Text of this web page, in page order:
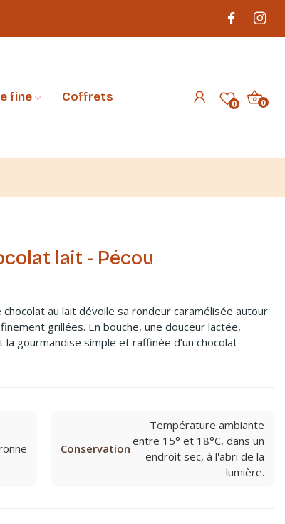
fine Coffrets 0 0
lait - Pécou
au lait dévoile sa rondeur caramélisée autour
grillées. En bouche, une douceur lactée,
gourmandise simple et raffinée d’un chocolat
Conservation
Température ambiante
entre 15° et 18°C, dans un
endroit sec, à l'abri de la
lumière.